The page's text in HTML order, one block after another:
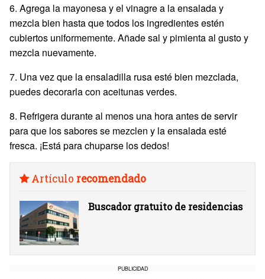
6. Agrega la mayonesa y el vinagre a la ensalada y
mezcla bien hasta que todos los ingredientes estén
cubiertos uniformemente. Añade sal y pimienta al gusto y
mezcla nuevamente.
7. Una vez que la ensaladilla rusa esté bien mezclada,
puedes decorarla con aceitunas verdes.
8. Refrigera durante al menos una hora antes de servir
para que los sabores se mezclen y la ensalada esté
fresca. ¡Está para chuparse los dedos!
Artículo recomendado
Buscador gratuito de residencias
PUBLICIDAD